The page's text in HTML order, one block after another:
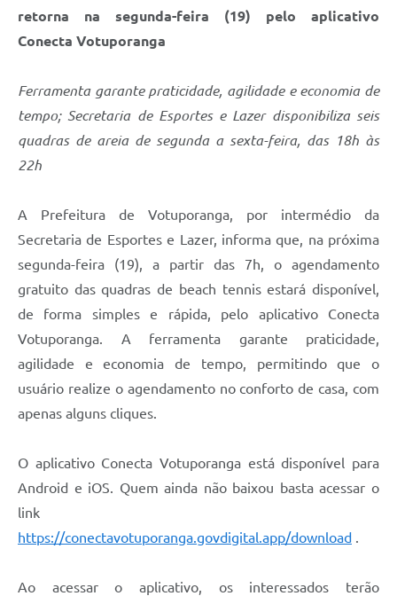
retorna na segunda-feira (19) pelo aplicativo
Conecta Votuporanga
Ferramenta garante praticidade, agilidade e economia de
tempo; Secretaria de Esportes e Lazer disponibiliza seis
quadras de areia de segunda a sexta-feira, das 18h às
22h
A Prefeitura de Votuporanga, por intermédio da
Secretaria de Esportes e Lazer, informa que, na próxima
segunda-feira (19), a partir das 7h, o agendamento
gratuito das quadras de beach tennis estará disponível,
de forma simples e rápida, pelo aplicativo Conecta
Votuporanga. A ferramenta garante praticidade,
agilidade e economia de tempo, permitindo que o
usuário realize o agendamento no conforto de casa, com
apenas alguns cliques.
O aplicativo Conecta Votuporanga está disponível para
Android e iOS. Quem ainda não baixou basta acessar o
link
https://conectavotuporanga.govdigital.app/download
Ao acessar o aplicativo, os interessados terão